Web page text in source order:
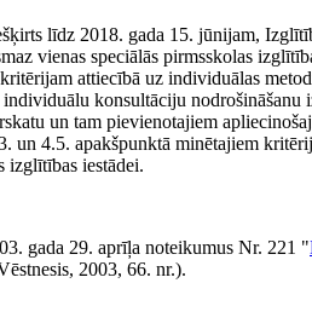
līdz 2018. gada 15. jūnijam,
vienas speciālās pirmsskolas
attiecībā uz individuālas
konsultāciju
un tam pievienotajiem
un 4.5. apakšpunktā minētajiem
izglītības iestādei.
gada 29. aprīļa noteikumus Nr. 221 "
2003, 66. nr.).